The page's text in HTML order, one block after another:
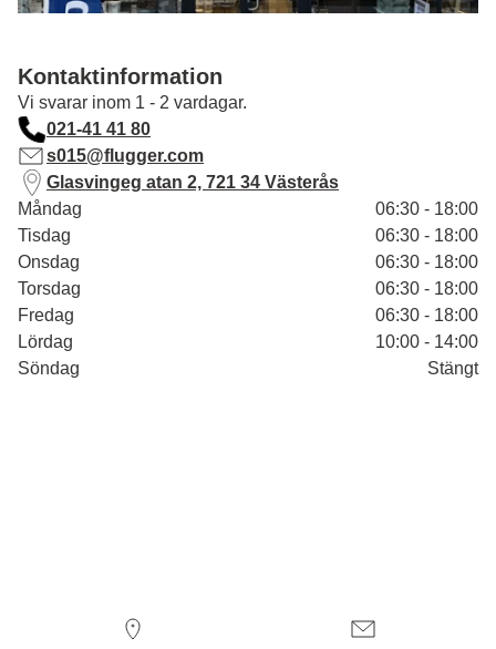
Kontaktinformation
Vi svarar inom 1 - 2 vardagar.
021-41 41 80
s015@flugger.com
Glasvingeg atan 2, 721 34 Västerås
Måndag
06:30 - 18:00
Tisdag
06:30 - 18:00
Onsdag
06:30 - 18:00
Torsdag
06:30 - 18:00
Fredag
06:30 - 18:00
Lördag
10:00 - 14:00
Söndag
Stängt